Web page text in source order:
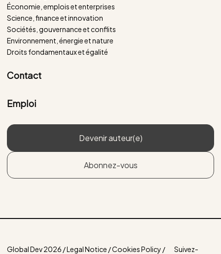
Économie, emplois et enterprises
Science, finance et innovation
Sociétés, gouvernance et conflits
Environnement, énergie et nature
Droits fondamentaux et égalité
Contact
Emploi
Devenir auteur(e)
Abonnez-vous
Global Dev 2026 / Legal Notice / Cookies Policy / Suivez-